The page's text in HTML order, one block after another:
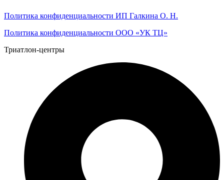
Политика конфиденциальности ИП Галкина О. Н.
Политика конфиденциальности ООО «УК ТЦ»
Триатлон-центры